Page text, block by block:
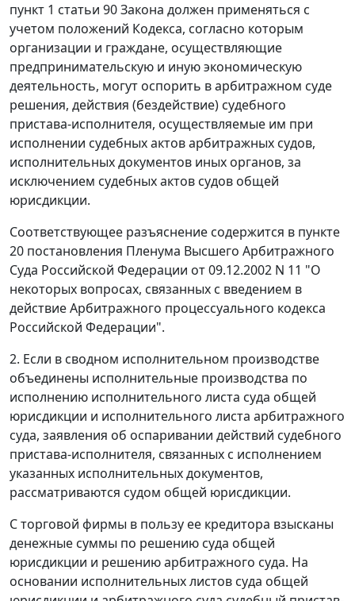
пункт 1 статьи 90Закона должен применяться с
учетом положений Кодекса, согласно которым
организации и граждане, осуществляющие
предпринимательскую и иную экономическую
деятельность, могут оспорить в арбитражном суде
решения, действия (бездействие) судебного
пристава-исполнителя, осуществляемые им при
исполнении судебных актов арбитражных судов,
исполнительных документов иных органов, за
исключением судебных актов судов общей
юрисдикции.
Соответствующее разъяснение содержится в пункте
20 постановления Пленума Высшего Арбитражного
Суда Российской Федерации от 09.12.2002 N 11 "О
некоторых вопросах, связанных с введением в
действие Арбитражного процессуального кодекса
Российской Федерации".
2. Если в сводном исполнительном производстве
объединены исполнительные производства по
исполнению исполнительного листа суда общей
юрисдикции и исполнительного листа арбитражного
суда, заявления об оспаривании действий судебного
пристава-исполнителя, связанных с исполнением
указанных исполнительных документов,
рассматриваются судом общей юрисдикции.
С торговой фирмы в пользу ее кредитора взысканы
денежные суммы по решению суда общей
юрисдикции и решению арбитражного суда. На
основании исполнительных листов суда общей